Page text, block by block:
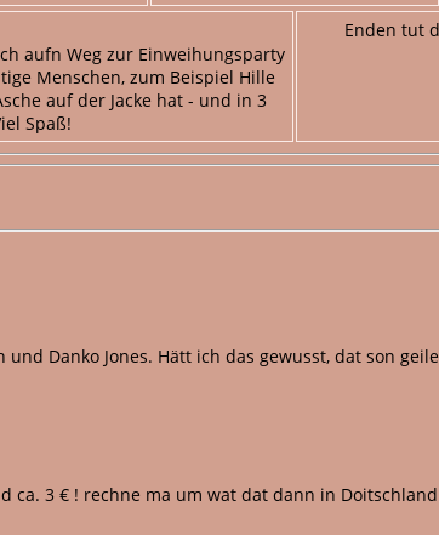
aufn Weg zur Einweihungsparty
Menschen, zum Beispiel Hille
auf der Jacke hat - und in 3
Spaß!
Enden tut
Danko Jones. Hätt ich das gewusst, dat son
3 € ! rechne ma um wat dat dann in